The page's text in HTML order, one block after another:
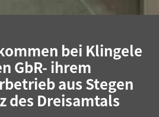
bei Klingele
GbR- ihrem
aus Stegen
des Dreisamtals